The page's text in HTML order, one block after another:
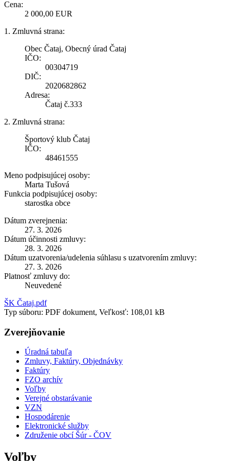
Cena:
2 000,00 EUR
1. Zmluvná strana:
Obec Čataj, Obecný úrad Čataj
IČO:
00304719
DIČ:
2020682862
Adresa:
Čataj č.333
2. Zmluvná strana:
Športový klub Čataj
IČO:
48461555
Meno podpisujúcej osoby:
Marta Tušová
Funkcia podpisujúcej osoby:
starostka obce
Dátum zverejnenia:
27. 3. 2026
Dátum účinnosti zmluvy:
28. 3. 2026
Dátum uzatvorenia/udelenia súhlasu s uzatvorením zmluvy:
27. 3. 2026
Platnosť zmluvy do:
Neuvedené
ŠK Čataj.pdf
Typ súboru: PDF dokument, Veľkosť: 108,01 kB
Zverejňovanie
Úradná tabuľa
Zmluvy, Faktúry, Objednávky
Faktúry
FZO archív
Voľby
Verejné obstarávanie
VZN
Hospodárenie
Elektronické služby
Združenie obcí Šúr - ČOV
Voľby